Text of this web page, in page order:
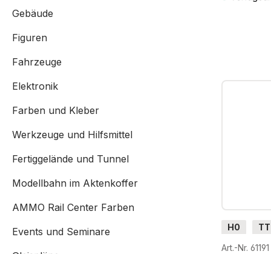
Gebäude
Figuren
Fahrzeuge
Elektronik
Farben und Kleber
Werkzeuge und Hilfsmittel
Fertiggelände und Tunnel
Modellbahn im Aktenkoffer
AMMO Rail Center Farben
Events und Seminare
H0 TT
G
H0m
Art.-Nr. 61191